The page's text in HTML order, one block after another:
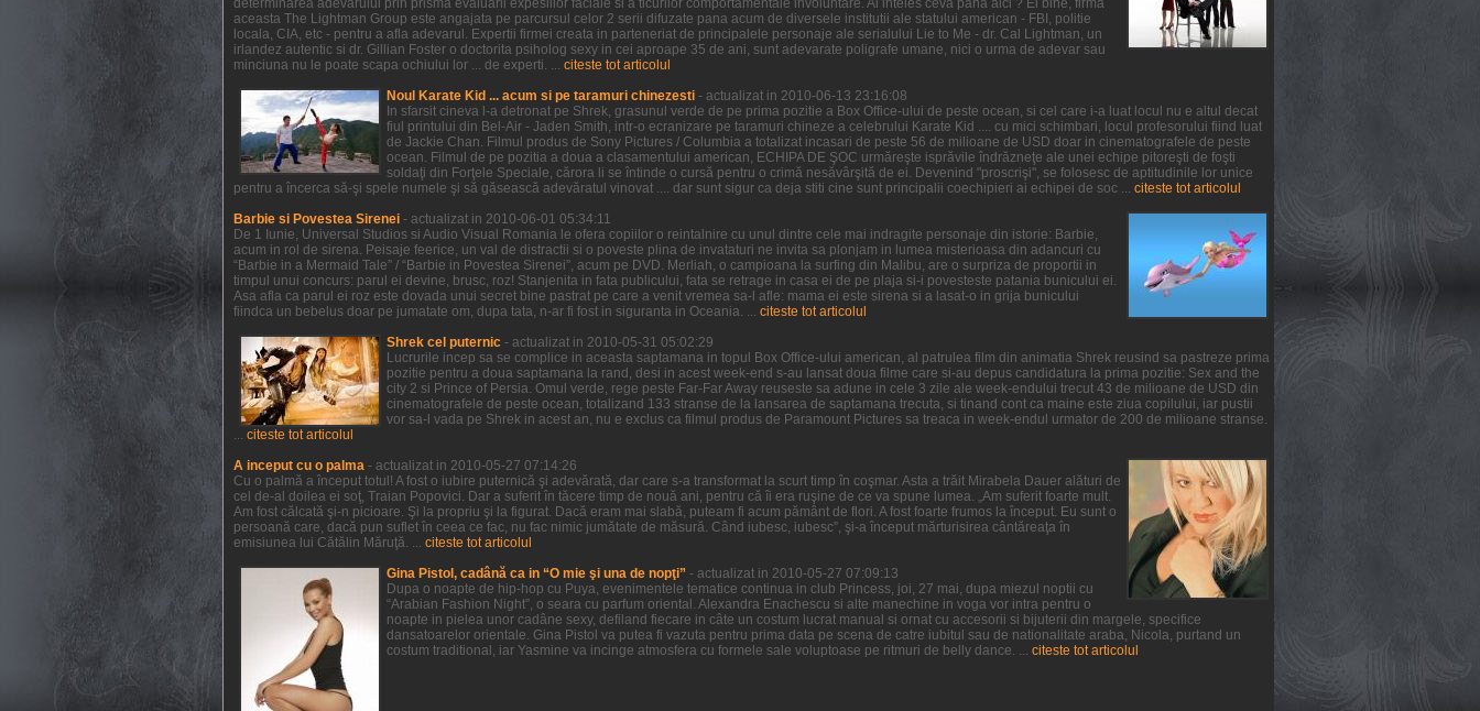
determinarea adevarului prin prisma evaluarii expesiilor faciale si a ticurilor comportamentale involuntare. Ai inteles ceva pana aici ? Ei bine, firma
aceasta The Lightman Group este angajata pe parcursul celor 2 serii difuzate pana acum de diversele institutii ale statului american - FBI, politie
locala, CIA, etc - pentru a afla adevarul. Expertii firmei creata in parteneriat de principalele personaje ale serialului Lie to Me - dr. Cal Lightman, un
irlandez autentic si dr. Gillian Foster o doctorita psiholog sexy in cei aproape 35 de ani, sunt adevarate poligrafe umane, nici o urma de adevar sau
minciuna nu le poate scapa ochiului lor ... de experti. ... citeste tot articolul
Noul Karate Kid ... acum si pe taramuri chinezesti - actualizat in 2010-06-13 23:16:08
In sfarsit cineva l-a detronat pe Shrek, grasunul verde de pe prima pozitie a Box Office-ului de peste ocean, si cel care i-a luat locul nu e altul decat
fiul printului din Bel-Air - Jaden Smith, intr-o ecranizare pe taramuri chineze a celebrului Karate Kid .... cu mici schimbari, locul profesorului fiind luat
de Jackie Chan. Filmul produs de Sony Pictures / Columbia a totalizat incasari de peste 56 de milioane de USD doar in cinematografele de peste
ocean. Filmul de pe pozitia a doua a clasamentului american, ECHIPA DE ŞOC urmăreşte isprăvile îndrăzneţe ale unei echipe pitoreşti de foşti
soldaţi din Forţele Speciale, cărora li se întinde o cursă pentru o crimă nesăvârşită de ei. Devenind "proscrişi", se folosesc de aptitudinile lor unice
pentru a încerca să-şi spele numele şi să găsească adevăratul vinovat .... dar sunt sigur ca deja stiti cine sunt principalii coechipieri ai echipei de soc ... citeste tot articolul
Barbie si Povestea Sirenei - actualizat in 2010-06-01 05:34:11
De 1 Iunie, Universal Studios si Audio Visual Romania le ofera copiilor o reintalnire cu unul dintre cele mai indragite personaje din istorie: Barbie,
acum in rol de sirena. Peisaje feerice, un val de distractii si o poveste plina de invataturi ne invita sa plonjam in lumea misterioasa din adancuri cu
“Barbie in a Mermaid Tale” / “Barbie in Povestea Sirenei”, acum pe DVD. Merliah, o campioana la surfing din Malibu, are o surpriza de proportii in
timpul unui concurs: parul ei devine, brusc, roz! Stanjenita in fata publicului, fata se retrage in casa ei de pe plaja si-i povesteste patania bunicului ei.
Asa afla ca parul ei roz este dovada unui secret bine pastrat pe care a venit vremea sa-l afle: mama ei este sirena si a lasat-o in grija bunicului
fiindca un bebelus doar pe jumatate om, dupa tata, n-ar fi fost in siguranta in Oceania. ... citeste tot articolul
Shrek cel puternic - actualizat in 2010-05-31 05:02:29
Lucrurile incep sa se complice in aceasta saptamana in topul Box Office-ului american, al patrulea film din animatia Shrek reusind sa pastreze prima
pozitie pentru a doua saptamana la rand, desi in acest week-end s-au lansat doua filme care si-au depus candidatura la prima pozitie: Sex and the
city 2 si Prince of Persia. Omul verde, rege peste Far-Far Away reuseste sa adune in cele 3 zile ale week-endului trecut 43 de milioane de USD din
cinematografele de peste ocean, totalizand 133 stranse de la lansarea de saptamana trecuta, si tinand cont ca maine este ziua copilului, iar pustii
vor sa-l vada pe Shrek in acest an, nu e exclus ca filmul produs de Paramount Pictures sa treaca in week-endul urmator de 200 de milioane stranse.
... citeste tot articolul
A inceput cu o palma - actualizat in 2010-05-27 07:14:26
Cu o palmă a început totul! A fost o iubire puternică şi adevărată, dar care s-a transformat la scurt timp în coşmar. Asta a trăit Mirabela Dauer alături de
cel de-al doilea ei soţ, Traian Popovici. Dar a suferit în tăcere timp de nouă ani, pentru că îi era ruşine de ce va spune lumea. „Am suferit foarte mult.
Am fost călcată şi-n picioare. Şi la propriu şi la figurat. Dacă eram mai slabă, puteam fi acum pământ de flori. A fost foarte frumos la început. Eu sunt o
persoană care, dacă pun suflet în ceea ce fac, nu fac nimic jumătate de măsură. Când iubesc, iubesc”, şi-a început mărturisirea cântăreaţa în
emisiunea lui Cătălin Măruţă. ... citeste tot articolul
Gina Pistol, cadână ca in “O mie şi una de nopţi” - actualizat in 2010-05-27 07:09:13
Dupa o noapte de hip-hop cu Puya, evenimentele tematice continua in club Princess, joi, 27 mai, dupa miezul noptii cu
“Arabian Fashion Night”, o seara cu parfum oriental. Alexandra Enachescu si alte manechine in voga vor intra pentru o
noapte in pielea unor cadâne sexy, defiland fiecare in câte un costum lucrat manual si ornat cu accesorii si bijuterii din margele, specifice
dansatoarelor orientale. Gina Pistol va putea fi vazuta pentru prima data pe scena de catre iubitul sau de nationalitate araba, Nicola, purtand un
costum traditional, iar Yasmine va incinge atmosfera cu formele sale voluptoase pe ritmuri de belly dance. ... citeste tot articolul